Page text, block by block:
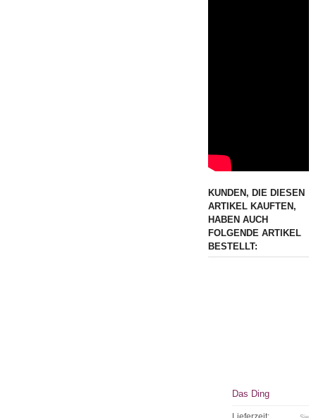
KUNDEN, DIE DIESEN
ARTIKEL KAUFTEN,
HABEN AUCH
FOLGENDE ARTIKEL
BESTELLT:
Das Ding